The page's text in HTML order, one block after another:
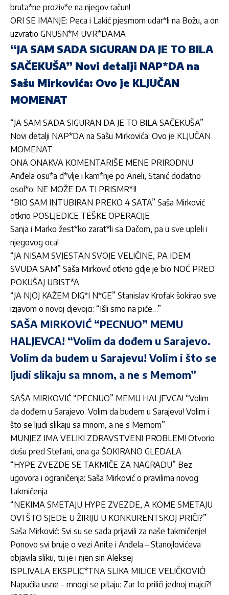
bruta*ne proziv*e na njegov račun!
ORI SE IMANJE: Peca i Lakić pjesmom udar*li na Božu, a on
uzvratio GNUSN*M UVR*DAMA
“JA SAM SADA SIGURAN DA JE TO BILA
SAČEKUŠA” Novi detalji NAP*DA na
Sašu Mirkovića: Ovo je KLJUČAN
MOMENAT
“JA SAM SADA SIGURAN DA JE TO BILA SAČEKUŠA”
Novi detalji NAP*DA na Sašu Mirkovića: Ovo je KLJUČAN
MOMENAT
ONA ONAKVA KOMENTARIŠE MENE PRIRODNU:
Anđela osu*a d*vlje i kam*nje po Aneli, Stanić dodatno
osol*o: NE MOŽE DA TI PRISMR*I!
“BIO SAM INTUBIRAN PREKO 4 SATA” Saša Mirković
otkrio POSLJEDICE TEŠKE OPERACIJE
Sanja i Marko žest*ko zarat*li sa Dačom, pa u sve upleli i
njegovog oca!
“JA NISAM SVJESTAN SVOJE VELIČINE, PA IDEM
SVUDA SAM” Saša Mirković otkrio gdje je bio NOĆ PRED
POKUŠAJ UBIST*A
“JA NJOJ KAŽEM DIG*I N*GE” Stanislav Krofak šokirao sve
izjavom o novoj djevojci: “Išli smo na piće…”
SAŠA MIRKOVIĆ “PECNUO” MEMU
HALJEVCA! “Volim da dođem u Sarajevo.
Volim da budem u Sarajevu! Volim i što se
ljudi slikaju sa mnom, a ne s Memom”
SAŠA MIRKOVIĆ “PECNUO” MEMU HALJEVCA! “Volim
da dođem u Sarajevo. Volim da budem u Sarajevu! Volim i
što se ljudi slikaju sa mnom, a ne s Memom”
MUNJEZ IMA VELIKI ZDRAVSTVENI PROBLEM! Otvorio
dušu pred Stefani, ona ga ŠOKIRANO GLEDALA
“HYPE ZVEZDE SE TAKMIČE ZA NAGRADU” Bez
ugovora i ograničenja: Saša Mirković o pravilima novog
takmičenja
“NEKIMA SMETAJU HYPE ZVEZDE, A KOME SMETAJU
OVI ŠTO SJEDE U ŽIRIJU U KONKURENTSKOJ PRIČI?”
Saša Mirković: Svi su se sada prijavili za naše takmičenje!
Ponovo svi bruje o vezi Anite i Anđela – Stanojlovićeva
objavila sliku, tu je i njen sin Aleksej
ISPLIVALA EKSPLIC*TNA SLIKA MILICE VELIČKOVIĆ!
Napućila usne – mnogi se pitaju: Zar to priliči jednoj majci?!